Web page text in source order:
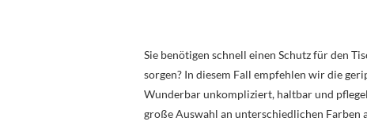
Sie benötigen schnell einen Schutz für den
sorgen? In diesem Fall empfehlen wir die
Wunderbar unkompliziert, haltbar und
große Auswahl an unterschiedlichen